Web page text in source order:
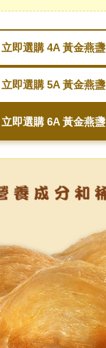
立即選購 4A 黃金燕盞
立即選購 5A 黃金燕盞
立即選購 6A 黃金燕盞